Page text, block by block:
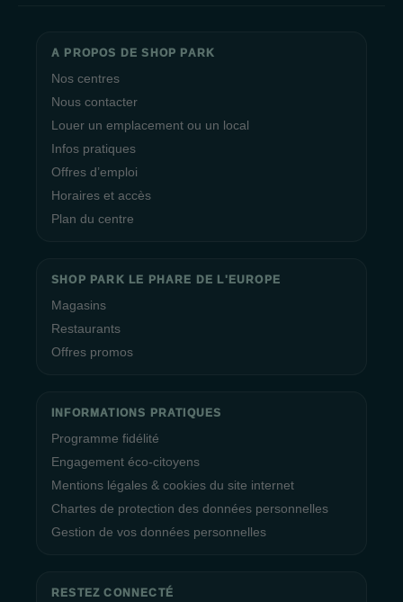
A PROPOS DE SHOP PARK
Nos centres
Nous contacter
Louer un emplacement ou un local
Infos pratiques
Offres d’emploi
Horaires et accès
Plan du centre
SHOP PARK LE PHARE DE L'EUROPE
Magasins
Restaurants
Offres promos
INFORMATIONS PRATIQUES
Programme fidélité
Engagement éco-citoyens
Mentions légales & cookies du site internet
Chartes de protection des données personnelles
Gestion de vos données personnelles
RESTEZ CONNECTÉ